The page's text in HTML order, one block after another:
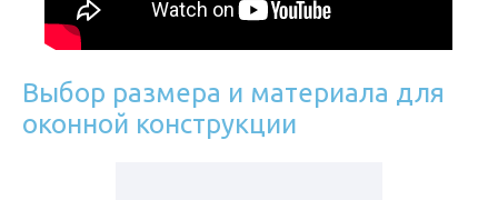
Выбор размера и материала для
оконной конструкции